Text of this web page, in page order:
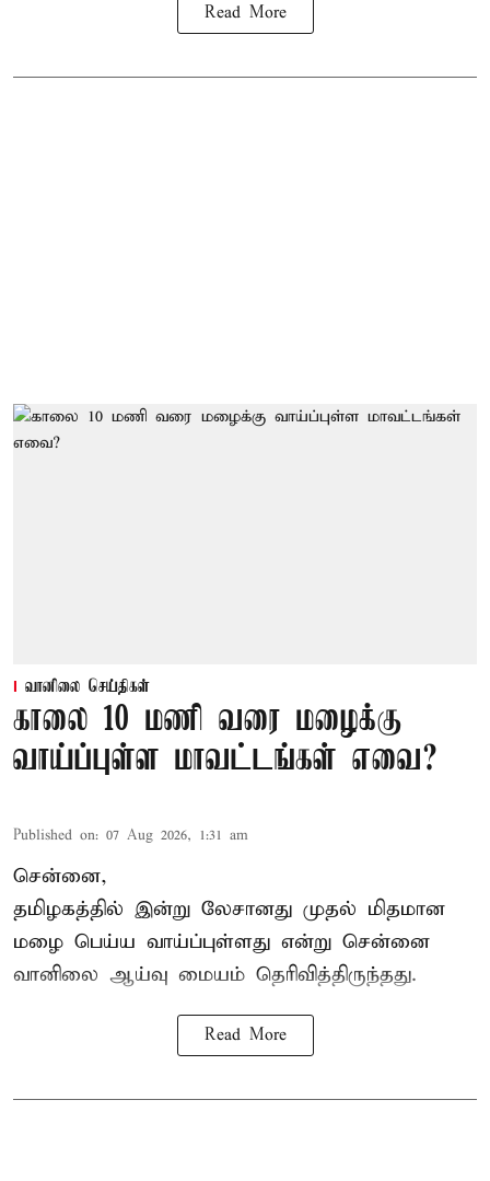
Read More
வானிலை செய்திகள்
காலை 10 மணி வரை மழைக்கு
வாய்ப்புள்ள மாவட்டங்கள் எவை?
Published on: 07 Aug 2026, 1:31 am
சென்னை,
தமிழகத்தில் இன்று லேசானது முதல் மிதமான
மழை பெய்ய வாய்ப்புள்ளது என்று சென்னை
வானிலை ஆய்வு மையம் தெரிவித்திருந்தது.
Read More